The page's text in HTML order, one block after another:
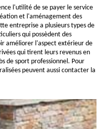
l'utilité de se payer le service
et l'aménagement des
entreprise a plusieurs types de
qui possèdent des
améliorer l'aspect extérieur de
qui tirent leurs revenus en
de sport professionnel. Pour
peuvent aussi contacter la